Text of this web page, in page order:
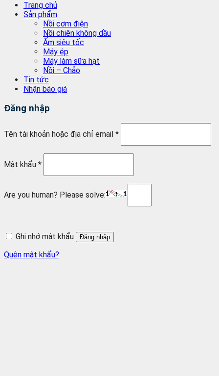
Trang chủ
Sản phẩm
Nồi cơm điện
Nồi chiên không dầu
Ấm siêu tốc
Máy ép
Máy làm sữa hạt
Nồi – Chảo
Tin tức
Nhận báo giá
Đăng nhập
Tên tài khoản hoặc địa chỉ email *
Mật khẩu *
Are you human? Please solve:
Ghi nhớ mật khẩu Đăng nhập
Quên mật khẩu?